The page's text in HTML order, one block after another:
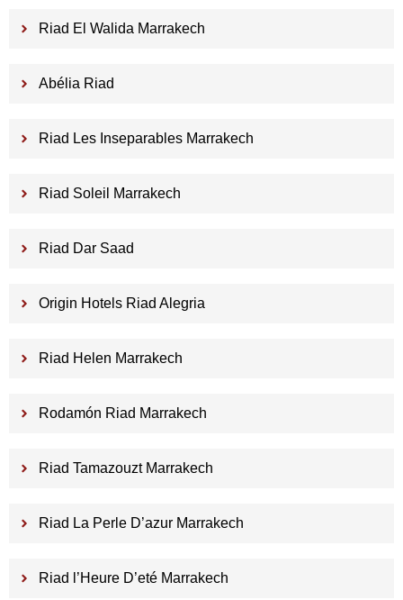
Riad El Walida Marrakech
Abélia Riad
Riad Les Inseparables Marrakech
Riad Soleil Marrakech
Riad Dar Saad
Origin Hotels Riad Alegria
Riad Helen Marrakech
Rodamón Riad Marrakech
Riad Tamazouzt Marrakech
Riad La Perle D’azur Marrakech
Riad l’Heure D’eté Marrakech